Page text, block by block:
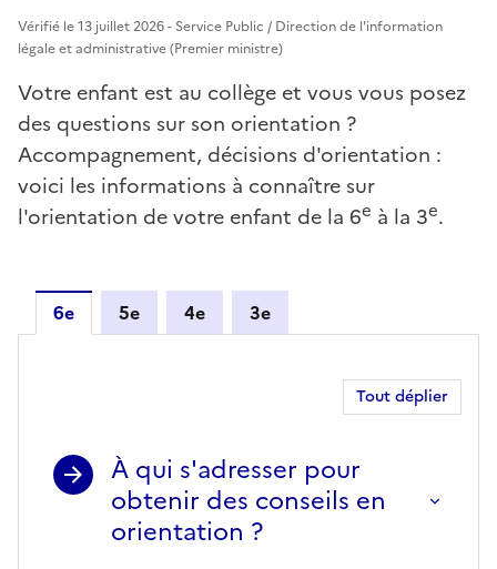
Vérifié le 13 juillet 2026 - Service Public / Direction de l'information
légale et administrative (Premier ministre)
Votre enfant est au collège et vous vous posez
des questions sur son orientation ?
Accompagnement, décisions d'orientation :
voici les informations à connaître sur
l'orientation de votre enfant de la 6e à la 3e.
6e 5e 4e 3e
Tout déplier
À qui s'adresser pour
obtenir des conseils en
orientation ?